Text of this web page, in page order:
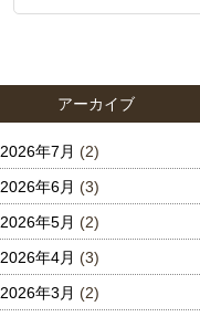
アーカイブ
2026年7月 (2)
2026年6月 (3)
2026年5月 (2)
2026年4月 (3)
2026年3月 (2)